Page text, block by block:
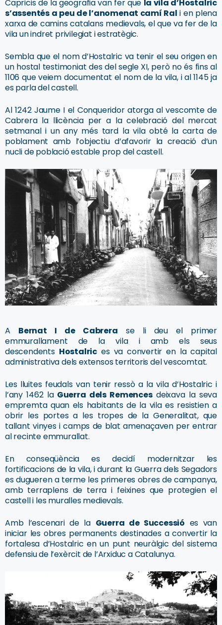
Capricis de la geografia van fer que la vila d’Hostalric
s’assentés a peu de l’anomenat camí Ral i en plena
xarxa de camins catalans medievals, el que va fer de la
vila un indret privilegiat i estratègic.
Sembla que el nom d’Hostalric va tenir el seu origen en
un hostal testimoniat des del segle XI, però no és fins al
1106 que veiem documentat el nom de la vila, i al 1145 ja
es parla del castell.
Al 1242 Jaume I el Conqueridor atorga al vescomte de
Cabrera la llicència per a la celebració del mercat
setmanal i un any més tard la vila obté la carta de
poblament amb l’objectiu d’afavorir la creació d’un
nucli de població estable prop del castell.
A Bernat I de Cabrera se li deu el primer
emmurallament de la vila i amb els seus
descendents Hostalrices va convertir en la capital
administrativa dels extensos territoris del vescomtat.
Les lluites feudals van tenir ressò a la vila d’Hostalric i
l’any 1462 laGuerra dels Remencesdeixava la seva
empremta quan els habitants de la vila es resistien a
obrir les portes a les tropes de la Generalitat, que
tallant vinyes i camps de blat amenaçaven per entrar
al recinte emmurallat.
En conseqüència es decidí modernitzar les
fortificacions de la vila, i durant la Guerra dels Segadors
es dugueren a terme les primeres obres de campanya,
amb terraplens de terra i feixines que protegien el
castell i les muralles medievals.
Amb l’escenari de la Guerra de Successió es van
iniciar les obres permanents destinades a convertir la
fortalesa d’Hostalric en un punt neuràlgic del sistema
defensiu de l’exèrcit de l’Arxiduc a Catalunya.